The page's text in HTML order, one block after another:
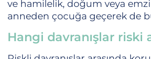
ve hamilelik, doğum veya
anneden çocuğa geçerek de
Hangi davranışlar riski